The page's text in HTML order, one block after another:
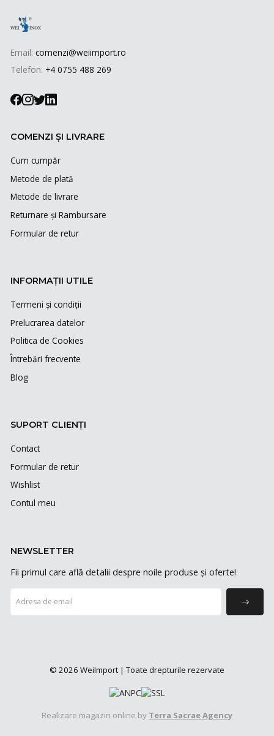
Email: comenzi@weiimport.ro
Telefon: +4 0755 488 269
COMENZI ȘI LIVRARE
Cum cumpăr
Metode de plată
Metode de livrare
Returnare și Rambursare
Formular de retur
INFORMAȚII UTILE
Termeni și condiții
Prelucrarea datelor
Politica de Cookies
Întrebări frecvente
Blog
SUPORT CLIENȚI
Contact
Formular de retur
Wishlist
Contul meu
NEWSLETTER
Fii primul care află detalii despre noile produse și oferte!
© 2026 WeiImport | Toate drepturile rezervate
Realizare magazin online by Terra Sacrae Agency